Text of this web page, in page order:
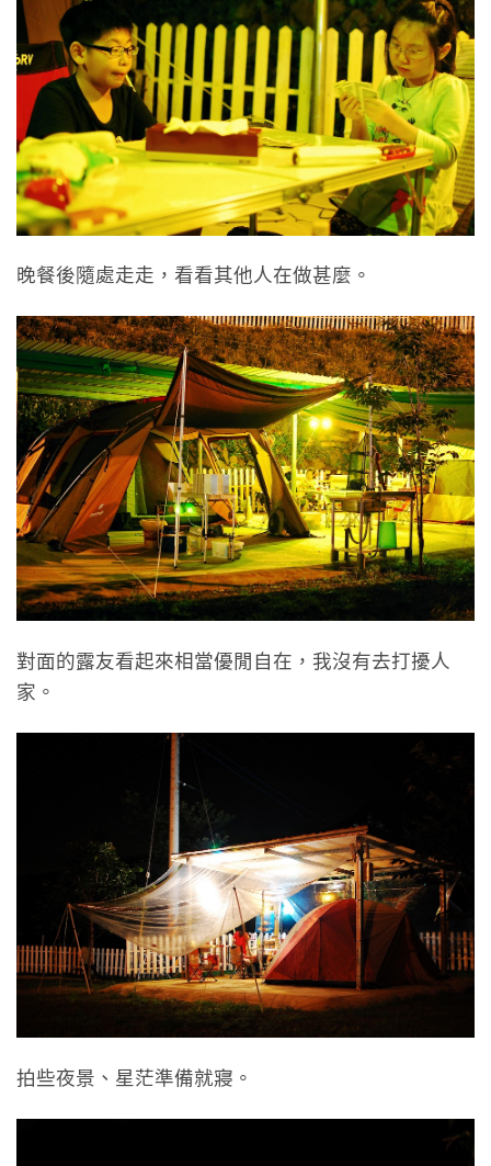
晚餐後隨處走走，看看其他人在做甚麼。
對面的露友看起來相當優閒自在，我沒有去打擾人
家。
拍些夜景、星茫準備就寢。